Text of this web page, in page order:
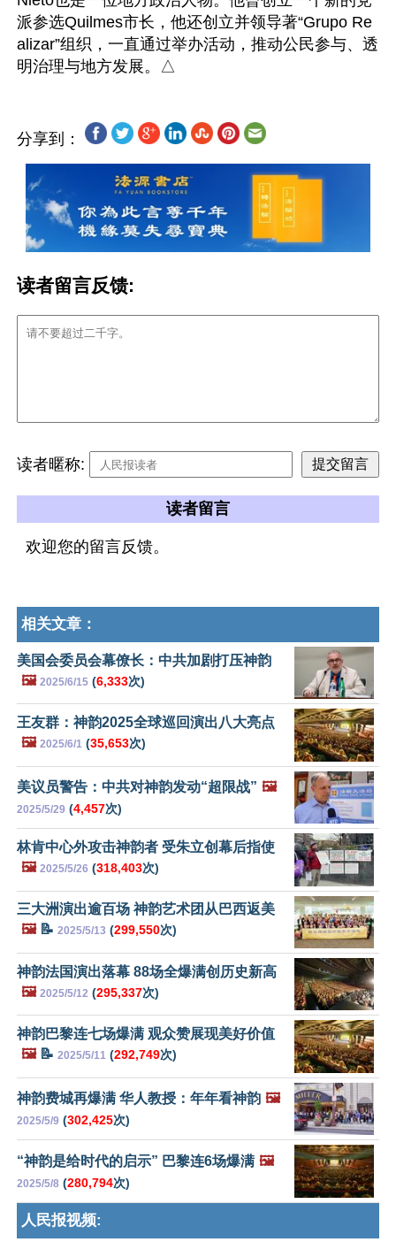
派参选Quilmes市长，他还创立并领导著“Grupo Re
alizar”组织，一直通过举办活动，推动公民参与、透
分享到：
读者留言反馈:
读者暱称:
读者留言
欢迎您的留言反馈。
相关文章：
美国会委员会幕僚长：中共加剧打压神韵
🖼️ 2025/6/15 (6,333次)
王友群：神韵2025全球巡回演出八大亮点
🖼️ 2025/6/1 (35,653次)
美议员警告：中共对神韵发动“超限战” 🖼️
2025/5/29 (4,457次)
林肯中心外攻击神韵者 受朱立创幕后指使
🖼️ 2025/5/26 (318,403次)
三大洲演出逾百场 神韵艺术团从巴西返美
🖼️📝 2025/5/13 (299,550次)
神韵法国演出落幕 88场全爆满创历史新高
🖼️ 2025/5/12 (295,337次)
神韵巴黎连七场爆满 观众赞展现美好价值
🖼️📝 2025/5/11 (292,749次)
神韵费城再爆满 华人教授：年年看神韵 🖼️
2025/5/9 (302,425次)
“神韵是给时代的启示” 巴黎连6场爆满 🖼️
2025/5/8 (280,794次)
人民报视频: